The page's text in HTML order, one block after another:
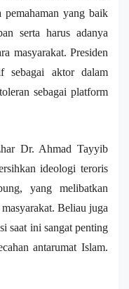
pemahaman yang baik
serta harus adanya
masyarakat.Presiden
sebagai aktor dalam
sebagai platform
Dr. Ahmad Tayyib
ideologi teroris
yang melibatkan
Beliau juga
saat ini sangat penting
antarumatIslam.